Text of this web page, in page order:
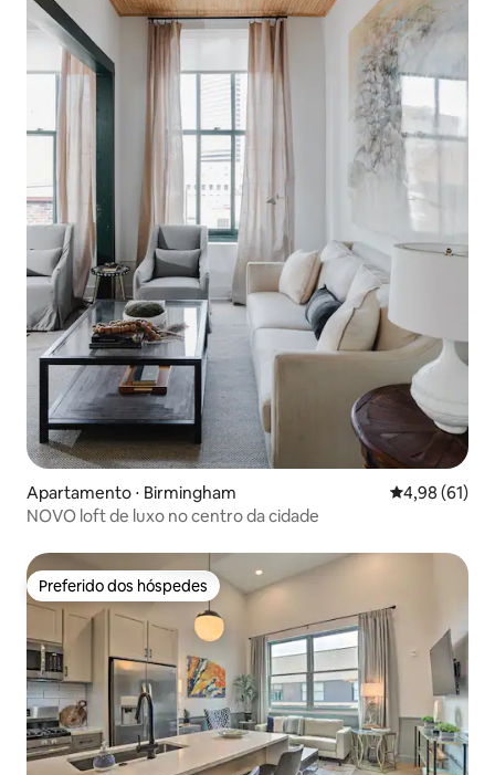
Apartamento ⋅ Birmingham 4,98 de uma
4,98 (61)
NOVO loft de luxo no centro da cidade
Preferido dos hóspedes
Preferido dos hóspedes